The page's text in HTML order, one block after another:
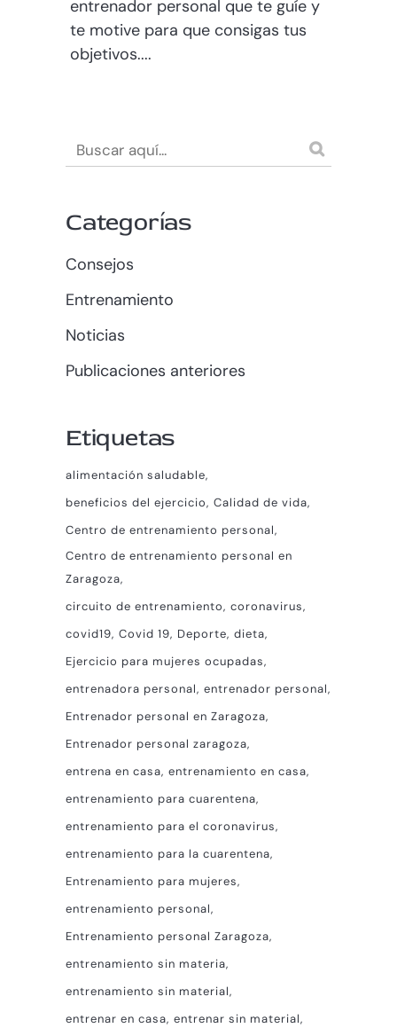
entrenador personal que te guíe y
te motive para que consigas tus
objetivos....
Categorías
Consejos
Entrenamiento
Noticias
Publicaciones anteriores
Etiquetas
alimentación saludable
beneficios del ejercicio Calidad de vida
Centro de entrenamiento personal
Centro de entrenamiento personal en
Zaragoza
circuito de entrenamiento coronavirus
covid19 Covid 19 Deporte dieta
Ejercicio para mujeres ocupadas
entrenadora personal entrenador personal
Entrenador personal en Zaragoza
Entrenador personal zaragoza
entrena en casa entrenamiento en casa
entrenamiento para cuarentena
entrenamiento para el coronavirus
entrenamiento para la cuarentena
Entrenamiento para mujeres
entrenamiento personal
Entrenamiento personal Zaragoza
entrenamiento sin materia
entrenamiento sin material
entrenar en casa entrenar sin material